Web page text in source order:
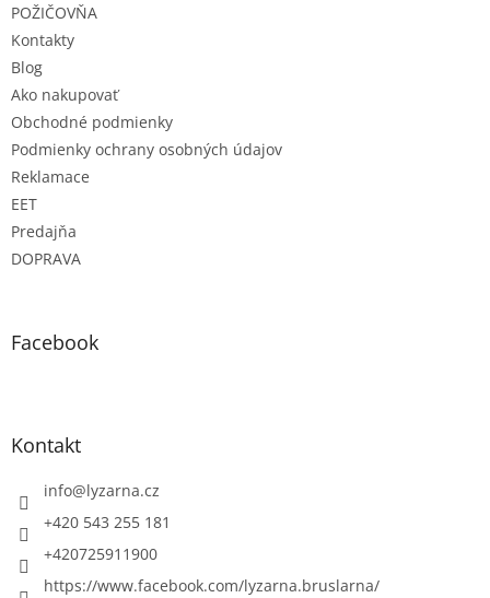
POŽIČOVŇA
Kontakty
Blog
Ako nakupovať
Obchodné podmienky
Podmienky ochrany osobných údajov
Reklamace
EET
Predajňa
DOPRAVA
Facebook
Kontakt
info@lyzarna.cz
+420 543 255 181
+420725911900
https://www.facebook.com/lyzarna.bruslarna/